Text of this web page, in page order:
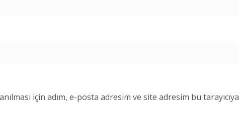
için adım, e-posta adresim ve site adresim bu tarayıcıya